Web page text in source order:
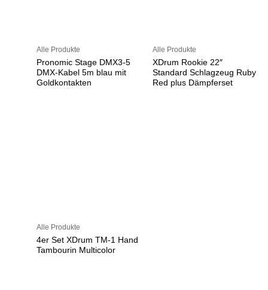
Alle Produkte
Pronomic Stage DMX3-5
DMX-Kabel 5m blau mit
Goldkontakten
Alle Produkte
XDrum Rookie 22″
Standard Schlagzeug Ruby
Red plus Dämpferset
Alle Produkte
4er Set XDrum TM-1 Hand
Tambourin Multicolor